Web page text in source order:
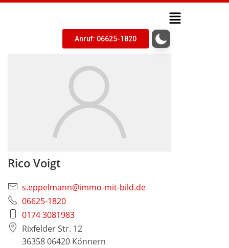
Anruf: 06625-1820
Rico Voigt
s.eppelmann@immo-mit-bild.de
06625-1820
0174 3081983
Rixfelder Str. 12
36358 06420 Könnern